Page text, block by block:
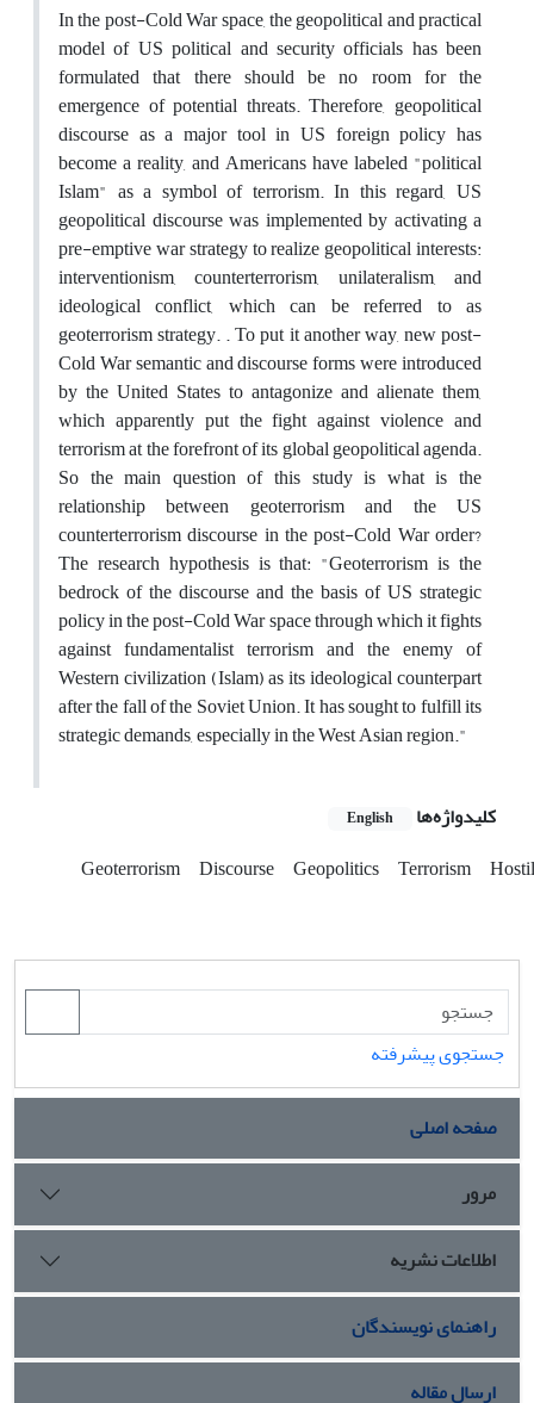
In the post-Cold War space, the geopolitical and practical
model of US political and security officials has been
formulated that there should be no room for the
emergence of potential threats. Therefore, geopolitical
discourse as a major tool in US foreign policy has
become a reality, and Americans have labeled "political
Islam" as a symbol of terrorism. In this regard, US
geopolitical discourse was implemented by activating a
pre-emptive war strategy to realize geopolitical interests:
interventionism, counterterrorism, unilateralism, and
ideological conflict, which can be referred to as
geoterrorism strategy. . To put it another way, new post-
Cold War semantic and discourse forms were introduced
by the United States to antagonize and alienate them,
which apparently put the fight against violence and
terrorism at the forefront of its global geopolitical agenda.
So the main question of this study is what is the
relationship between geoterrorism and the US
counterterrorism discourse in the post-Cold War order?
The research hypothesis is that: "Geoterrorism is the
bedrock of the discourse and the basis of US strategic
policy in the post-Cold War space through which it fights
against fundamentalist terrorism and the enemy of
Western civilization (Islam) as its ideological counterpart
after the fall of the Soviet Union. It has sought to fulfill its
strategic demands, especially in the West Asian region."
کلیدواژه‌ها English
Geoterrorism Discourse Geopolitics Terrorism
جستجوی پیشرفته
صفحه اصلی
مرور
اطلاعات نشریه
راهنمای نویسندگان
ارسال مقاله